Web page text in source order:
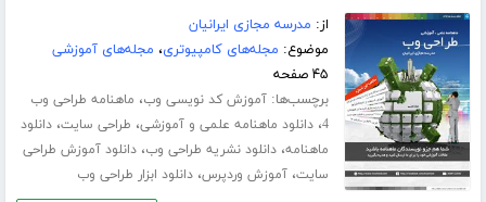
از: مدرسه مجازی ایرانیان
موضوع: مجله‌های کامپیوتری، مجله‌های آموزشی
۴۵ صفحه
برچسب‌ها:آموزش کد نویسی وب، ماهنامه طراحی وب
4،دانلود ماهنامه علمی و آموزشی، طراحی سایت،دانلود
ماهنامه،دانلود نشریه طراحی وب،دانلود آموزش طراحی
سایت،آموزش وردپرس،دانلود ابزار طراحی وب